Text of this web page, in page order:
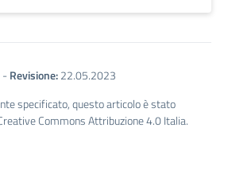
-Revisione:22.05.2023
specificato, questo articolo è stato
Commons Attribuzione 4.0 Italia.